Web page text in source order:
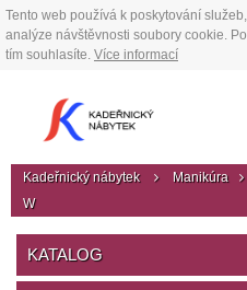
Tento web používá k poskytování
analýze návštěvnosti soubory cookie.
tím souhlasíte. Více informací
Kadeřnický nábytek Manikúra
W
KATALOG